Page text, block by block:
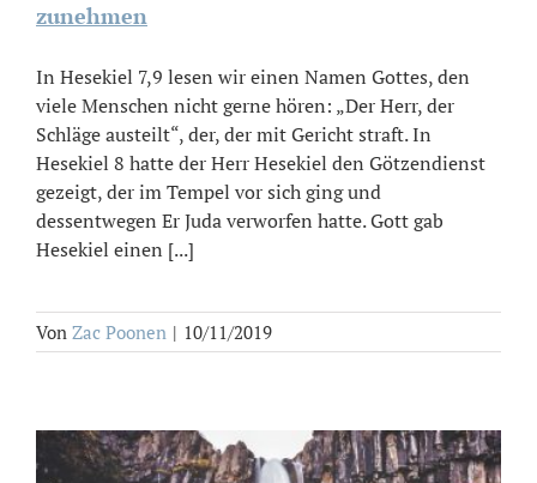
zunehmen
In Hesekiel 7,9 lesen wir einen Namen Gottes, den
viele Menschen nicht gerne hören: „Der Herr, der
Schläge austeilt“, der, der mit Gericht straft. In
Hesekiel 8 hatte der Herr Hesekiel den Götzendienst
gezeigt, der im Tempel vor sich ging und
dessentwegen Er Juda verworfen hatte. Gott gab
Hesekiel einen [...]
Von Zac Poonen | 10/11/2019